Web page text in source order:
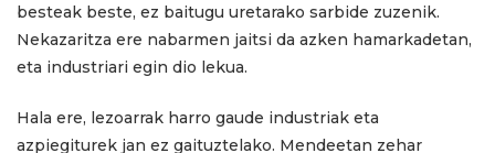
besteak beste, ez baitugu uretarako sarbide zuzenik.
Nekazaritza ere nabarmen jaitsi da azken hamarkadetan,
eta industriari egin dio lekua.
Hala ere, lezoarrak harro gaude industriak eta
azpiegiturek jan ez gaituztelako. Mendeetan zehar